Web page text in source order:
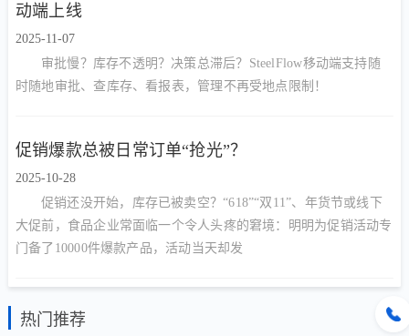
动端上线
2025-11-07
审批慢？库存不透明？决策总滞后？SteelFlow移动端支持随
时随地审批、查库存、看报表，管理不再受地点限制！
促销爆款总被日常订单“抢光”？
2025-10-28
促销还没开始，库存已被卖空？“618”“双11”、年货节或线下
大促前，食品企业常面临一个令人头疼的窘境：明明为促销活动专
门备了10000件爆款产品，活动当天却发
热门推荐